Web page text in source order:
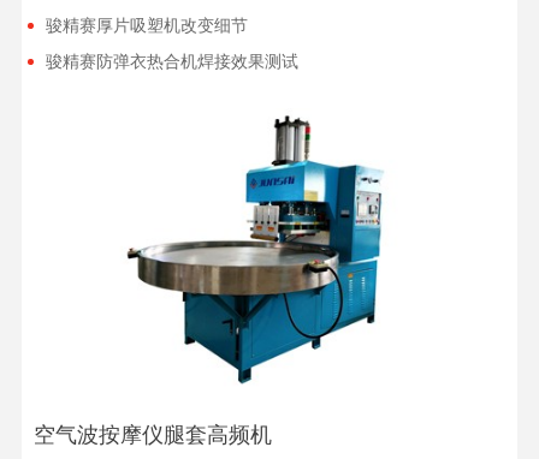
骏精赛厚片吸塑机改变细节
骏精赛防弹衣热合机焊接效果测试
空气波按摩仪腿套高频机